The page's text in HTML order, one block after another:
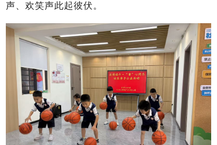
声、欢笑声此起彼伏。